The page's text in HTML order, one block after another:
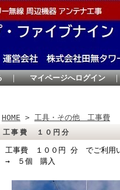
｜ マイページへログイン
HOME > 工具・その他 工事費
工事費 １０円分
工事費 １００円 分 でご利用
→ ５個 購入